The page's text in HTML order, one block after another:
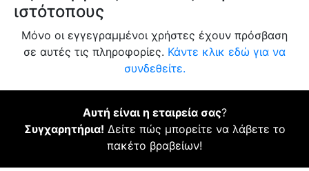
ιστότοπους
Μόνο οι εγγεγραμμένοι χρήστες έχουν πρόσβαση
σε αυτές τις πληροφορίες. Κάντε κλικ εδώ για να
συνδεθείτε.
Αυτή είναι η εταιρεία σας?
Συγχαρητήρια! Δείτε πώς μπορείτε να λάβετε το
πακέτο βραβείων!